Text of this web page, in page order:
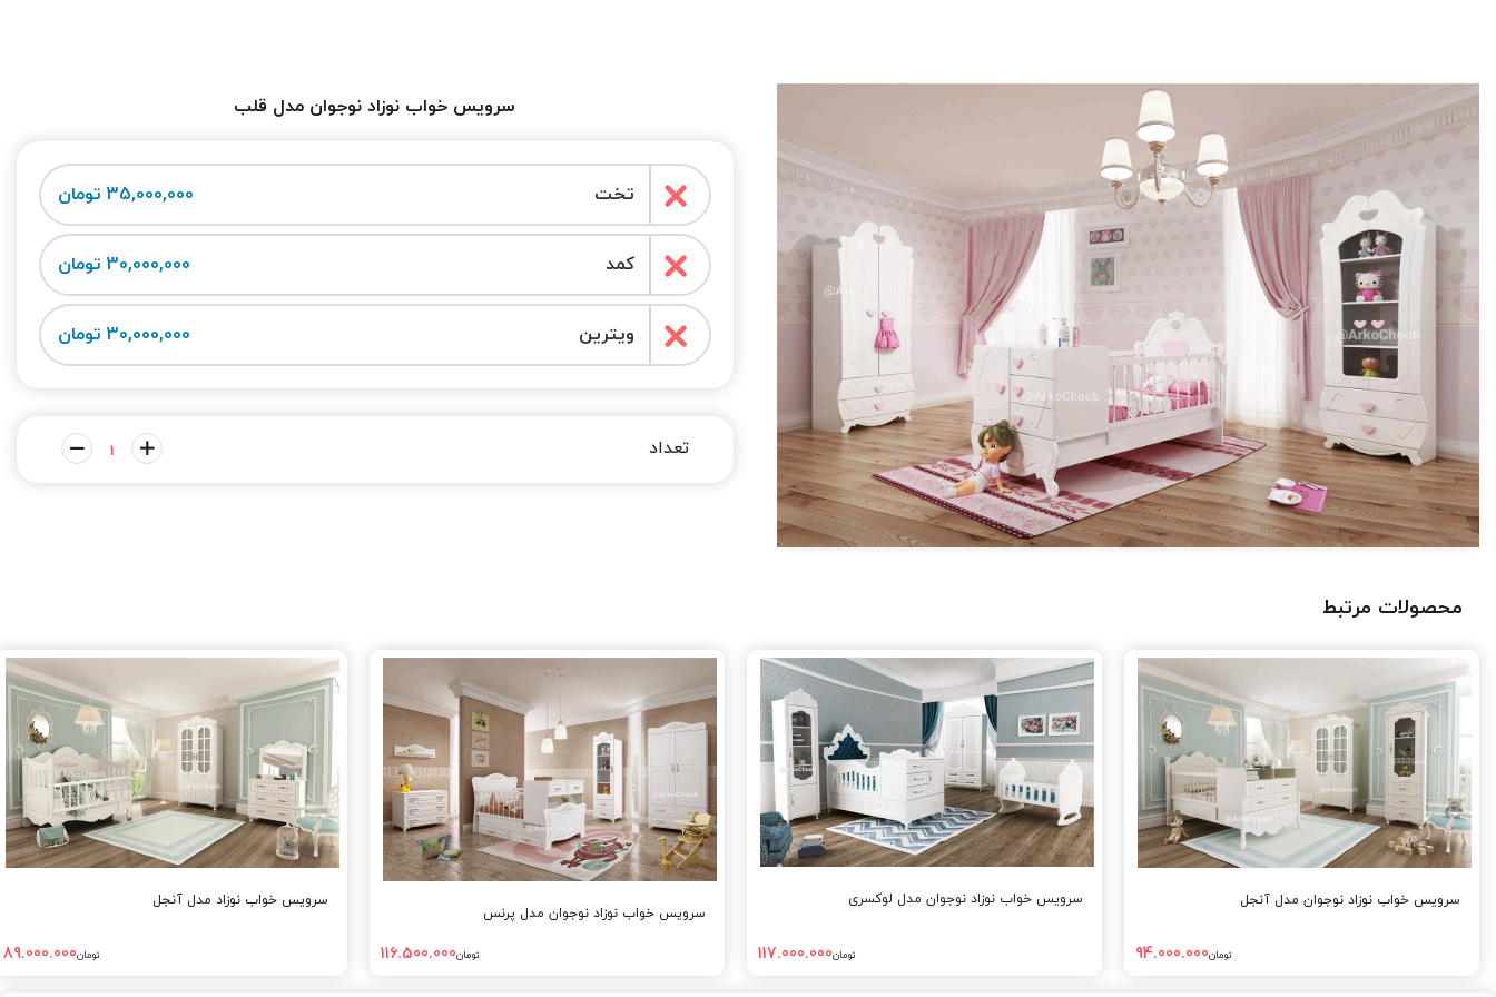
سرویس خواب نوزاد نوجوان مدل قلب
تخت 35,000,000 تومان
کمد 30,000,000 تومان
ویترین 30,000,000 تومان
محصولات مرتبط
سرویس خواب نوزاد نوجوان مدل آنجل
تومان94.000.000
سرویس خواب نوزاد نوجوان مدل لوکسری
تومان117.000.000
سرویس خواب نوزاد نوجوان مدل پرنس
تومان116.500.000
سرویس خواب نوزاد مدل آنجل
تومان89.000.000